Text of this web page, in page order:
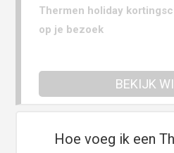
Thermen holiday
op je bezoek
BEKIJK
Hoe voeg ik een